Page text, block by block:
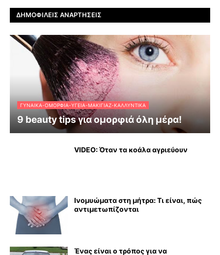
ΔΗΜΟΦΙΛΕΊΣ ΑΝΑΡΤΉΣΕΙΣ
ΓΥΝΑΊΚΑ-ΟΜΟΡΦΙΆ-ΥΓΕΊΑ-ΜΑΚΙΓΙΆΖ-ΚΑΛΛΥΝΤΙΚΆ
9 beauty tips για ομορφιά όλη μέρα!
VIDEO: Όταν τα κοάλα αγριεύουν
Ινομυώματα στη μήτρα: Τι είναι, πώς
αντιμετωπίζονται
Ένας είναι ο τρόπος για να